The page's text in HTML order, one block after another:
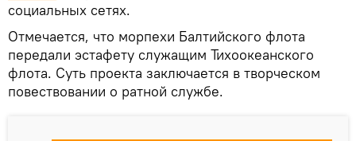
социальных сетях.
Отмечается, что морпехи Балтийского флота
передали эстафету служащим Тихоокеанского
флота. Суть проекта заключается в творческом
повествовании о ратной службе.